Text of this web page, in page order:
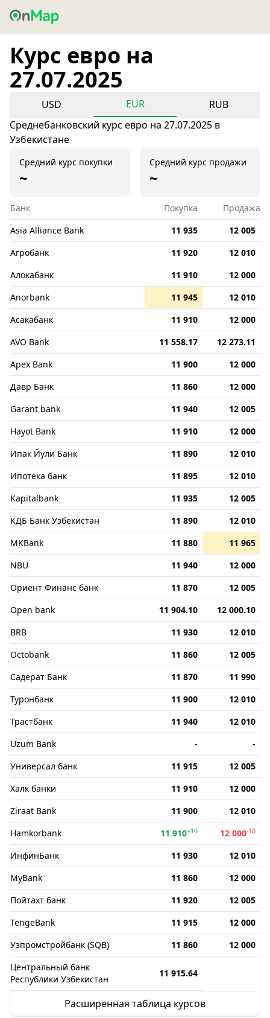
Курс евро на
27.07.2025
USD EUR
RUB
Среднебанковский курс евро на 27.07.2025 в
Узбекистане
Средний курс покупки
~
Средний курс продажи
~
Банк Покупка
Продажа
Asia Alliance Bank
11 935
12 005
Агробанк
11 920
12 010
Алокабанк
11 910
12 000
Anorbank
11 945
12 010
Асакабанк
11 910
12 000
AVO Bank
11 558.17
12 273.11
Apex Bank
11 900
12 000
Давр Банк
11 860
12 000
Garant bank
11 940
12 005
Hayot Bank
11 910
12 000
Ипак Йули Банк
11 890
12 010
Ипотека банк
11 895
12 010
Kapitalbank
11 935
12 005
КДБ Банк Узбекистан
11 890
12 010
MKBank
11 880
11 965
NBU
11 940
12 000
Ориент Финанс банк
11 870
12 005
Open bank
11 904.10
12 000.10
BRB
11 930
12 010
Octobank
11 860
12 005
Садерат Банк
11 870
11 990
Туронбанк
11 900
12 010
Трастбанк
11 940
12 010
Uzum Bank
-
-
Универсал банк
11 915
12 005
Халк банки
11 910
12 000
Ziraat Bank
11 900
12 010
Hamkorbank
11 910+10 12 000-10
ИнфинБанк 11 930
12 010
MyBank
11 860
12 000
Пойтахт банк
11 920
12 005
TengeBank
11 915
12 000
Узпромстройбанк (SQB)
11 860
12 000
Центральный банк
Республики Узбекистан
11 915.64
Расширенная таблица курсов